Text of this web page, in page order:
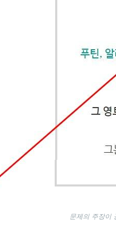
문제의 주장이